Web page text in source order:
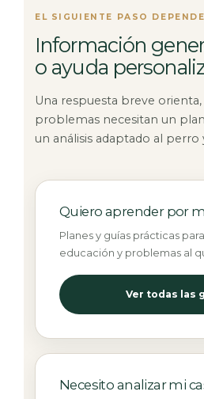
EL SIGUIENTE PASO
Información
o ayuda
Una respuesta breve
problemas necesitan un
un análisis adaptado al perro
Quiero aprender por
Planes y guías prácticas
educación y problemas al
Ver todas las
Necesito analizar mi